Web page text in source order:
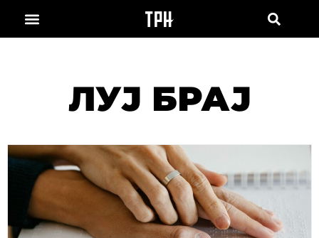
ЛУЈ БРАЈ